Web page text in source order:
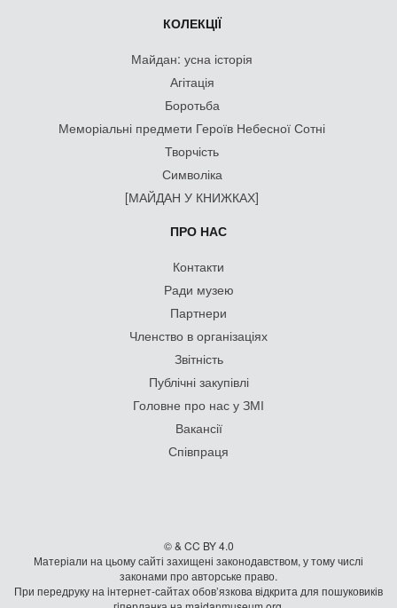
КОЛЕКЦІЇ
Майдан: усна історія
Агітація
Боротьба
Меморіальні предмети Героїв Небесної Сотні
Творчість
Символіка
[МАЙДАН У КНИЖКАХ]
ПРО НАС
Контакти
Ради музею
Партнери
Членство в організаціях
Звітність
Публічні закупівлі
Головне про нас у ЗМІ
Вакансії
Співпраця
© & CC BY 4.0
Матеріали на цьому сайті захищені законодавством, у тому числі
законами про авторське право.
При передруку на iнтернет-сайтах обов’язкова відкрита для пошуковиків